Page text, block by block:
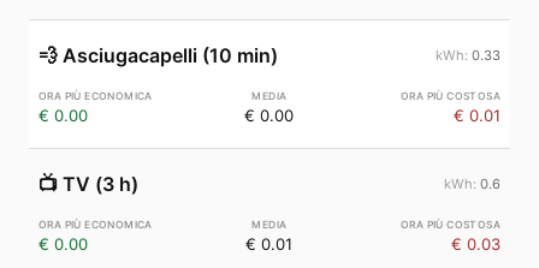
💨 Asciugacapelli (10 min) 0.33
€ 0.00 € 0.00 € 0.01
📺 TV (3 h) 0.6
€ 0.00 € 0.01 € 0.03